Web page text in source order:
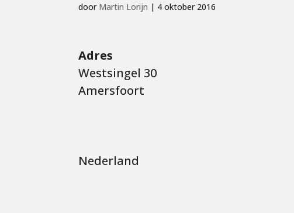
door Martin Lorijn | 4 oktober 2016
Adres
Westsingel 30
Amersfoort
Nederland